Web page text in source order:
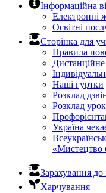
Інформаційна
Електронні
Освітні
Сторінка для
Правила
Наші гуртки
Розклад
Розклад
Україна
«Мистецтво
Зарахування до
Харчування